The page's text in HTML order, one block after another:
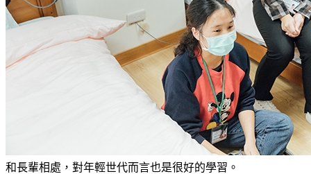
和長輩相處，對年輕世代而言也是很好的學習。